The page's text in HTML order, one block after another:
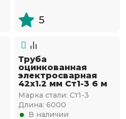
5
Труба
оцинкованная
электросварная
42х1.2 мм Ст1-3 6 м
Марка стали: Ст1-3
Длина: 6000
В наличии